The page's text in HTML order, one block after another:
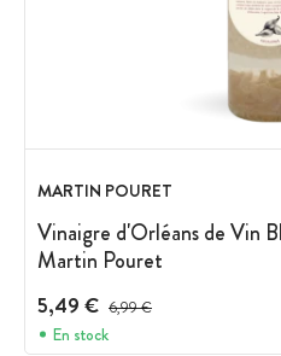
MARTIN POURET
Vinaigre d'Orléans de Vin
Martin Pouret
5,49 € Prix avant réduction :
6,99 €
En stock